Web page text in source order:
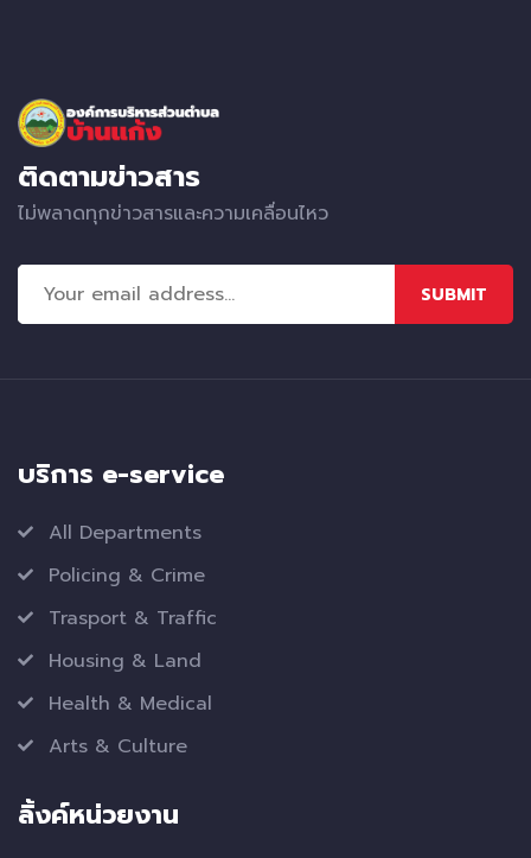
ติดตามข่าวสาร
ไม่พลาดทุกข่าวสารและความเคลื่อนไหว
SUBMIT
บริการ e-service
All Departments
Policing & Crime
Trasport & Traffic
Housing & Land
Health & Medical
Arts & Culture
ลิ้งค์หน่วยงาน